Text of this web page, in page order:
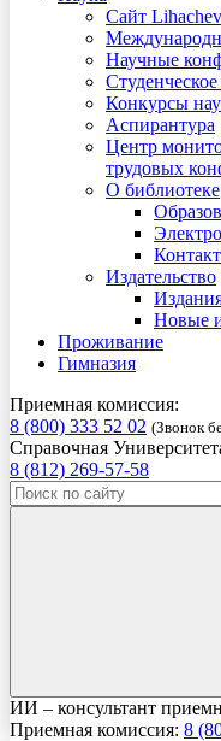
Сайт
Научные
Конкурсы
Аспирантура
Центр
трудовых
О библиотеке
Издательство
Новые
Проживание
Гимназия
Приемная комиссия:
8 (800) 333 52 02 (Звонок
Справочная
8 (812) 269-57-58
ИИ – консультант
Приемная комиссия: 8